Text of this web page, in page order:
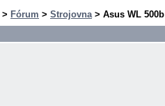
> Fórum > Strojovna> Asus WL 500b